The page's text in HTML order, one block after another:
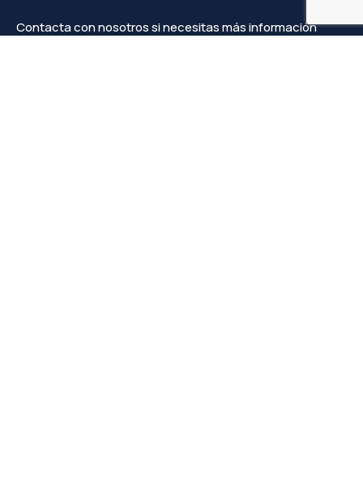
Contacta con nosotros si necesitas más información